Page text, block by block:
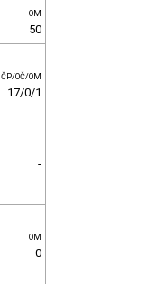
OM
50
ČP/OČ/OM
17/0/1
-
OM
0